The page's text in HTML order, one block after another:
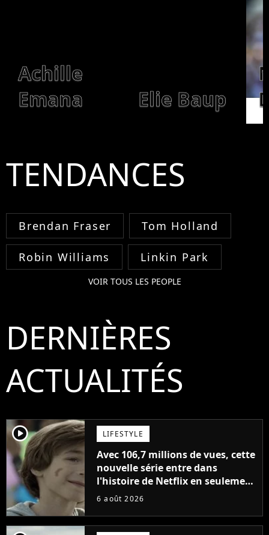
Achille
Emana
Elie Baup
TENDANCES
Brendan Fraser Tom Holland
Robin Williams Linkin Park
VOIR TOUS LES PEOPLE
DERNIÈRES
ACTUALITÉS
player2 LIFESTYLE
Avec 106,7 millions de vues, cette
nouvelle série entre dans
l'histoire de Netflix en seulement
48 jours
6 août 2026